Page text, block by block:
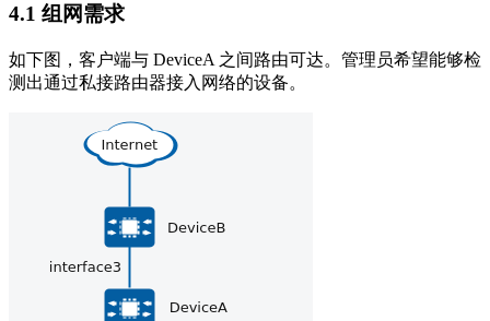
4.1 组网需求
如下图，客户端与 DeviceA 之间路由可达。管理员希望能够检
测出通过私接路由器接入网络的设备。